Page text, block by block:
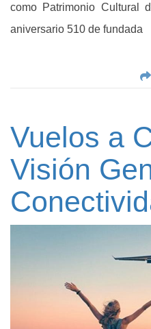
como Patrimonio Cultural
aniversario 510 de fundada
Vuelos a
Visión